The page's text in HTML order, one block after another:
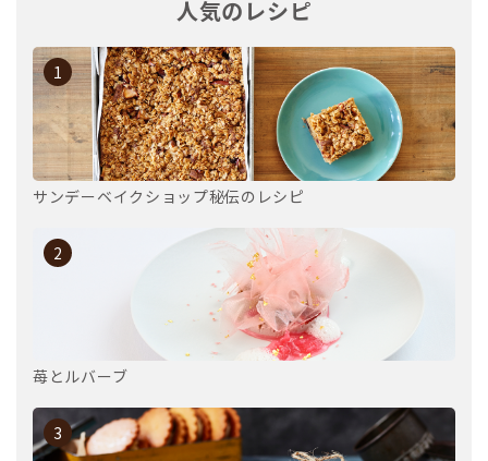
人気のレシピ
1
サンデーベイクショップ秘伝のレシピ
2
苺とルバーブ
3